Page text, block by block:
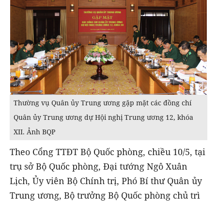
Thường vụ Quân ủy Trung ương gặp mặt các đồng chí
Quân ủy Trung ương dự Hội nghị Trung ương 12, khóa
XII. Ảnh BQP
Theo Cổng TTĐT Bộ Quốc phòng, chiều 10/5, tại
trụ sở Bộ Quốc phòng, Đại tướng Ngô Xuân
Lịch, Ủy viên Bộ Chính trị, Phó Bí thư Quân ủy
Trung ương, Bộ trưởng Bộ Quốc phòng chủ trì